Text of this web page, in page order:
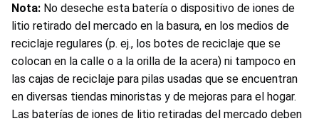
Nota: No deseche esta batería o dispositivo de iones de
litio retirado del mercado en la basura, en los medios de
reciclaje regulares (p. ej., los botes de reciclaje que se
colocan en la calle o a la orilla de la acera) ni tampoco en
las cajas de reciclaje para pilas usadas que se encuentran
en diversas tiendas minoristas y de mejoras para el hogar.
Las baterías de iones de litio retiradas del mercado deben